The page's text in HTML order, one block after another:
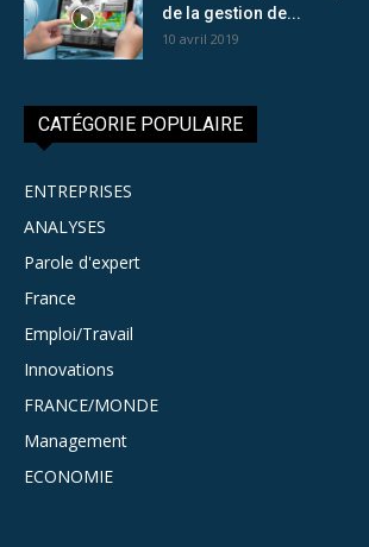
de la gestion de...
10 avril 2019
CATÉGORIE POPULAIRE
ENTREPRISES
ANALYSES
Parole d'expert
France
Emploi/Travail
Innovations
FRANCE/MONDE
Management
ECONOMIE